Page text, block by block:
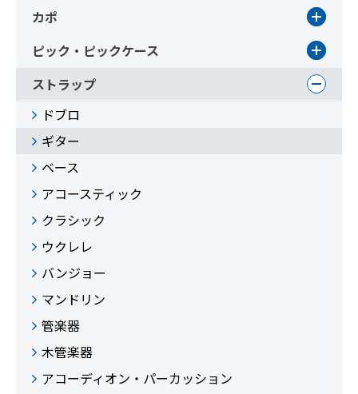
カポ
ピック・ピックケース
ストラップ
ドブロ
ギター
ベース
アコースティック
クラシック
ウクレレ
バンジョー
マンドリン
管楽器
木管楽器
アコーディオン・パーカッション